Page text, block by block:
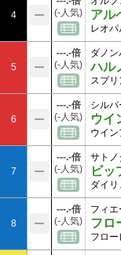
4
(-人気)
アル
レオパ
5
---.-倍
(-人気)
ダノン
ハル
スプリ
6
---.-倍
(-人気)
シルバ
ウイ
ウイン
7
---.-倍
(-人気)
サトノ
ビッ
ダイリ
8
---.-倍
(-人気)
フィエ
フロ
フロー